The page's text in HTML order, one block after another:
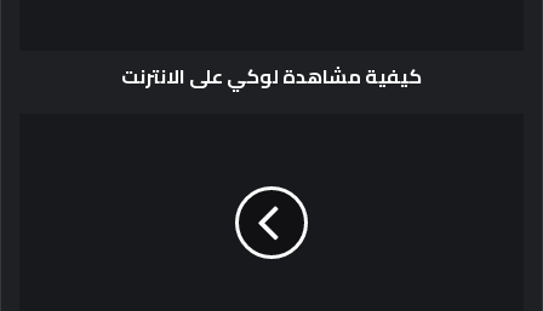
كيفية مشاهدة لوكي على الانترنت